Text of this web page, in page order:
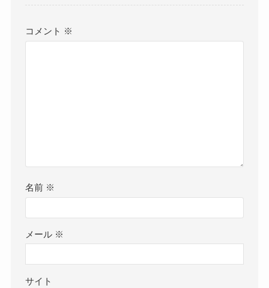
コメント ※
名前 ※
メール ※
サイト